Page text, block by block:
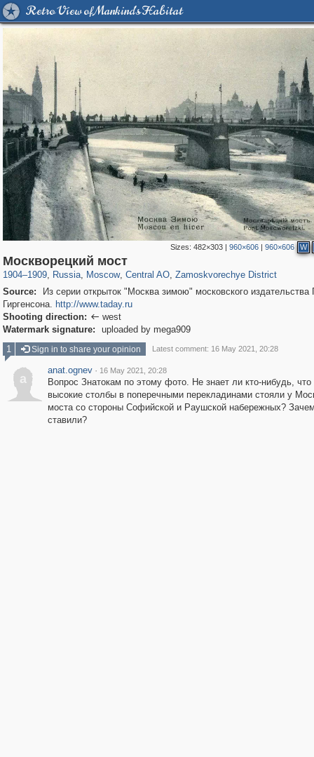
Retro View of Mankind's Habitat
Sizes:482×303 |960×606 |960×606 W
Москворецкий мост
1904–1909, Russia
1,407,292 29,248
, Moscow
319,879 8,286
, Central AO
160,021
, Zamoskvorechye District
Source:
Из серии открыток "Москва зимою" московского
Гиргенсона. http://www.taday.ru
Shooting direction:  west
Watermark signature:
uploaded by mega909
1
Sign in to share your opinion Latest comment: 16 May 2021, 20:28
a
anat.ognev · 16 May 2021, 20:28
Вопрос Знатокам по этому фото. Не знает ли кто-нибудь, что
высокие столбы в поперечными перекладинами стояли у
моста со стороны Софийской и Раушской набережных?
ставили?